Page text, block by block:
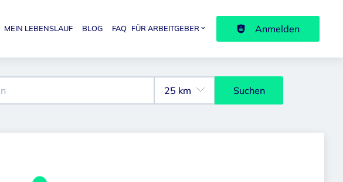
Haupt-Navigation
MEIN LEBENSLAUF BLOG FAQ FÜR ARBEITGEBER Anmelden
Suchen